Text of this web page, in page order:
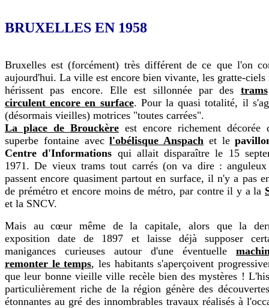
BRUXELLES EN 1958
Bruxelles est (forcément) très différent de ce que l'on
aujourd'hui. La ville est encore bien vivante, les gratte-ciels
hérissent pas encore. Elle est sillonnée par des trams
circulent encore en surface. Pour la quasi totalité, il
(désormais vieilles) motrices "toutes carrées".
La place de Brouckère est encore richement décorée
superbe fontaine avecl'obélisque Anspach et le
Centre d'Informations qui allait disparaître le 15
1971. De vieux trams tout carrés (on va dire :
passent encore quasiment partout en surface, il n'y a pas
de prémétro et encore moins de métro, par contre il y a la
et la SNCV.
Mais au cœur même de la capitale, alors que la
exposition date de 1897 et laisse déjà supposer
manigances curieuses autour d'une éventuelle
remonter le temps, les habitants s'aperçoivent
que leur bonne vieille ville recèle bien des mystères !
particulièrement riche de la région génère des
étonnantes au gré des innombrables travaux réalisés à